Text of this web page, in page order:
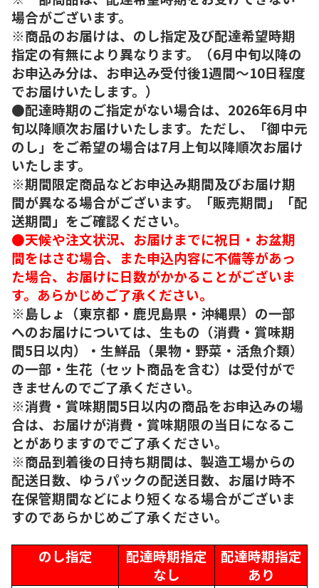
場合がございます。
※商品のお届けは、のし指定及び配達希望時期
指定の有無により異なります。（6月中旬以降の
お申込み分は、お申込み受付後1週間～10日程度
でお届けいたします。）
●配達時期のご指定がない場合は、2026年6月中
旬以降順次お届けいたします。ただし、「御中元
のし」をご希望の場合は7月上旬以降順次お届け
いたします。
※期間限定商品などお申込み期間及びお届け期
間が異なる場合がございます。「販売期間」「配
送期間」をご確認ください。
●天候や注文状況、お届けまでに祝日・お盆期
間をはさむ場合、また申込内容に不備等があっ
た場合、お届けに日数がかかることがございま
す。あらかじめご了承ください。
※島しょ（東京都・鹿児島県・沖縄県）の一部
へのお届けについては、生もの（消費・賞味期
間5日以内）・生鮮品（果物・野菜・活魚介類）
の一部・生花（セット商品を含む）は受付がで
きませんのでご了承ください。
※消費・賞味期間5日以内の商品をお申込みの場
合は、お届けが消費・賞味期限の当日になるこ
とがありますのでご了承ください。
※商品到着後の日持ち期間は、製造工場からの
配送日数、ゆうパックの配送日数、お届け時不
在保管期間などにより短くなる場合がございま
すのであらかじめご了承ください。
のし指定
配達時期指定
なし
配達時期指定
あり